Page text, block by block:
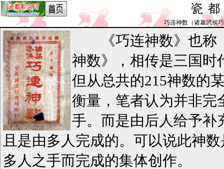
瓷
巧连神数（诸葛武侯
《巧连神数》也称
神数》，相传是三国时
但从总共的215神数的
衡量，笔者认为并非完
手。而是由后人给予补
且是由多人完成的。可以说此神
多人之手而完成的集体创作。